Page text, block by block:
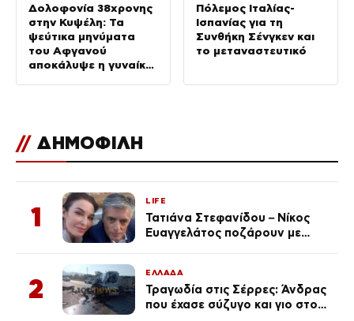
Δολοφονία 38χρονης
στην Κυψέλη: Τα
ψεύτικα μηνύματα
του Αφγανού
αποκάλυψε η γυναίκα
Πόλεμος Ιταλίας-
Ισπανίας για τη
Συνθήκη Σένγκεν και
το μεταναστευτικό
// ΔΗΜΟΦΙΛΗ
1
LIFE
Τατιάνα Στεφανίδου – Νίκος
Ευαγγελάτος ποζάρουν με
2
ΕΛΛΑΔΑ
Τραγωδία στις Σέρρες: Άνδρας
που έχασε σύζυγο και γιο στο